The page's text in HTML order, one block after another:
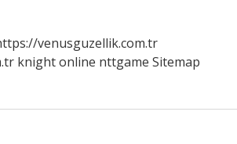
venusguzellik.com.tr
knight online nttgame Sitemap